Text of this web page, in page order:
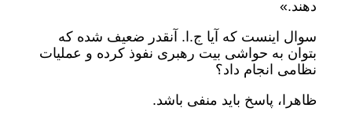
دهند.»
سوال اینست که آیا ج.ا. آنقدر ضعیف شده که
بتوان به حواشی بیت رهبری نفوذ کرده و عملیات
نظامی انجام داد؟
ظاهرا، پاسخ باید منفی باشد.